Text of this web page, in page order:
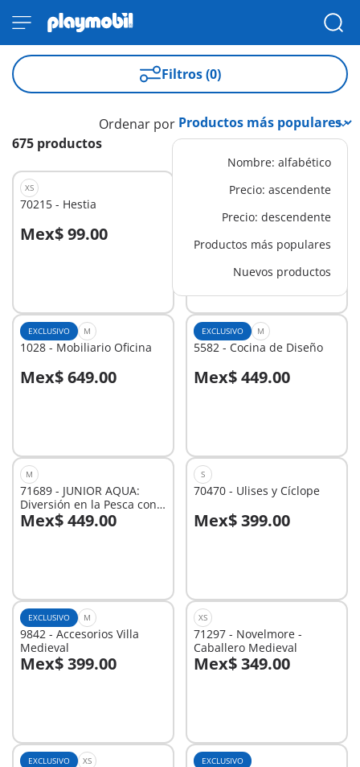
Filtros (0)
675 productos
Ordenar por
Nombre: alfabético
Precio: ascendente
Precio: descendente
Productos más populares
Nuevos productos
XS
70215 - Hestia
Mex$ 99.00
A la cesta
EXCLUSIVO
A la cesta
EXCLUSIVO M
1028 - Mobiliario Oficina
Mex$ 649.00
A la cesta
EXCLUSIVO M
5582 - Cocina de Diseño
Mex$ 449.00
A la cesta
M
71689 - JUNIOR AQUA:
Diversión en la Pesca con
Animales del Mar
Mex$ 449.00
A la cesta
S
70470 - Ulises y Cíclope
Mex$ 399.00
A la cesta
EXCLUSIVO M
9842 - Accesorios Villa
Medieval
Mex$ 399.00
A la cesta
XS
71297 - Novelmore -
Caballero Medieval
Mex$ 349.00
A la cesta
EXCLUSIVO XS EXCLUSIVO